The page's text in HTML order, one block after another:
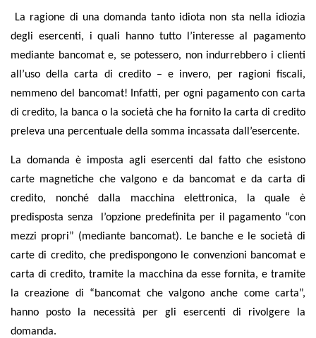
La ragione di una domanda tanto idiota non sta nella idiozia
degli esercenti, i quali hanno tutto l’interesse al pagamento
mediante bancomat e, se potessero, non indurrebbero i clienti
all’uso della carta di credito – e invero, per ragioni fiscali,
nemmeno del bancomat! Infatti, per ogni pagamento con carta
di credito, la banca o la società che ha fornito la carta di credito
preleva una percentuale della somma incassata dall’esercente.
La domanda è imposta agli esercenti dal fatto che esistono
carte magnetiche che valgono e da bancomat e da carta di
credito, nonché dalla macchina elettronica, la quale è
predisposta senza
l’opzione predefinita per il pagamento “con
mezzi propri” (mediante bancomat). Le banche e le società di
carte di credito, che predispongono le convenzioni bancomat e
carta di credito, tramite la macchina da esse fornita, e tramite
la creazione di “bancomat che valgono anche come carta”,
hanno posto la necessità per gli esercenti di rivolgere la
domanda.